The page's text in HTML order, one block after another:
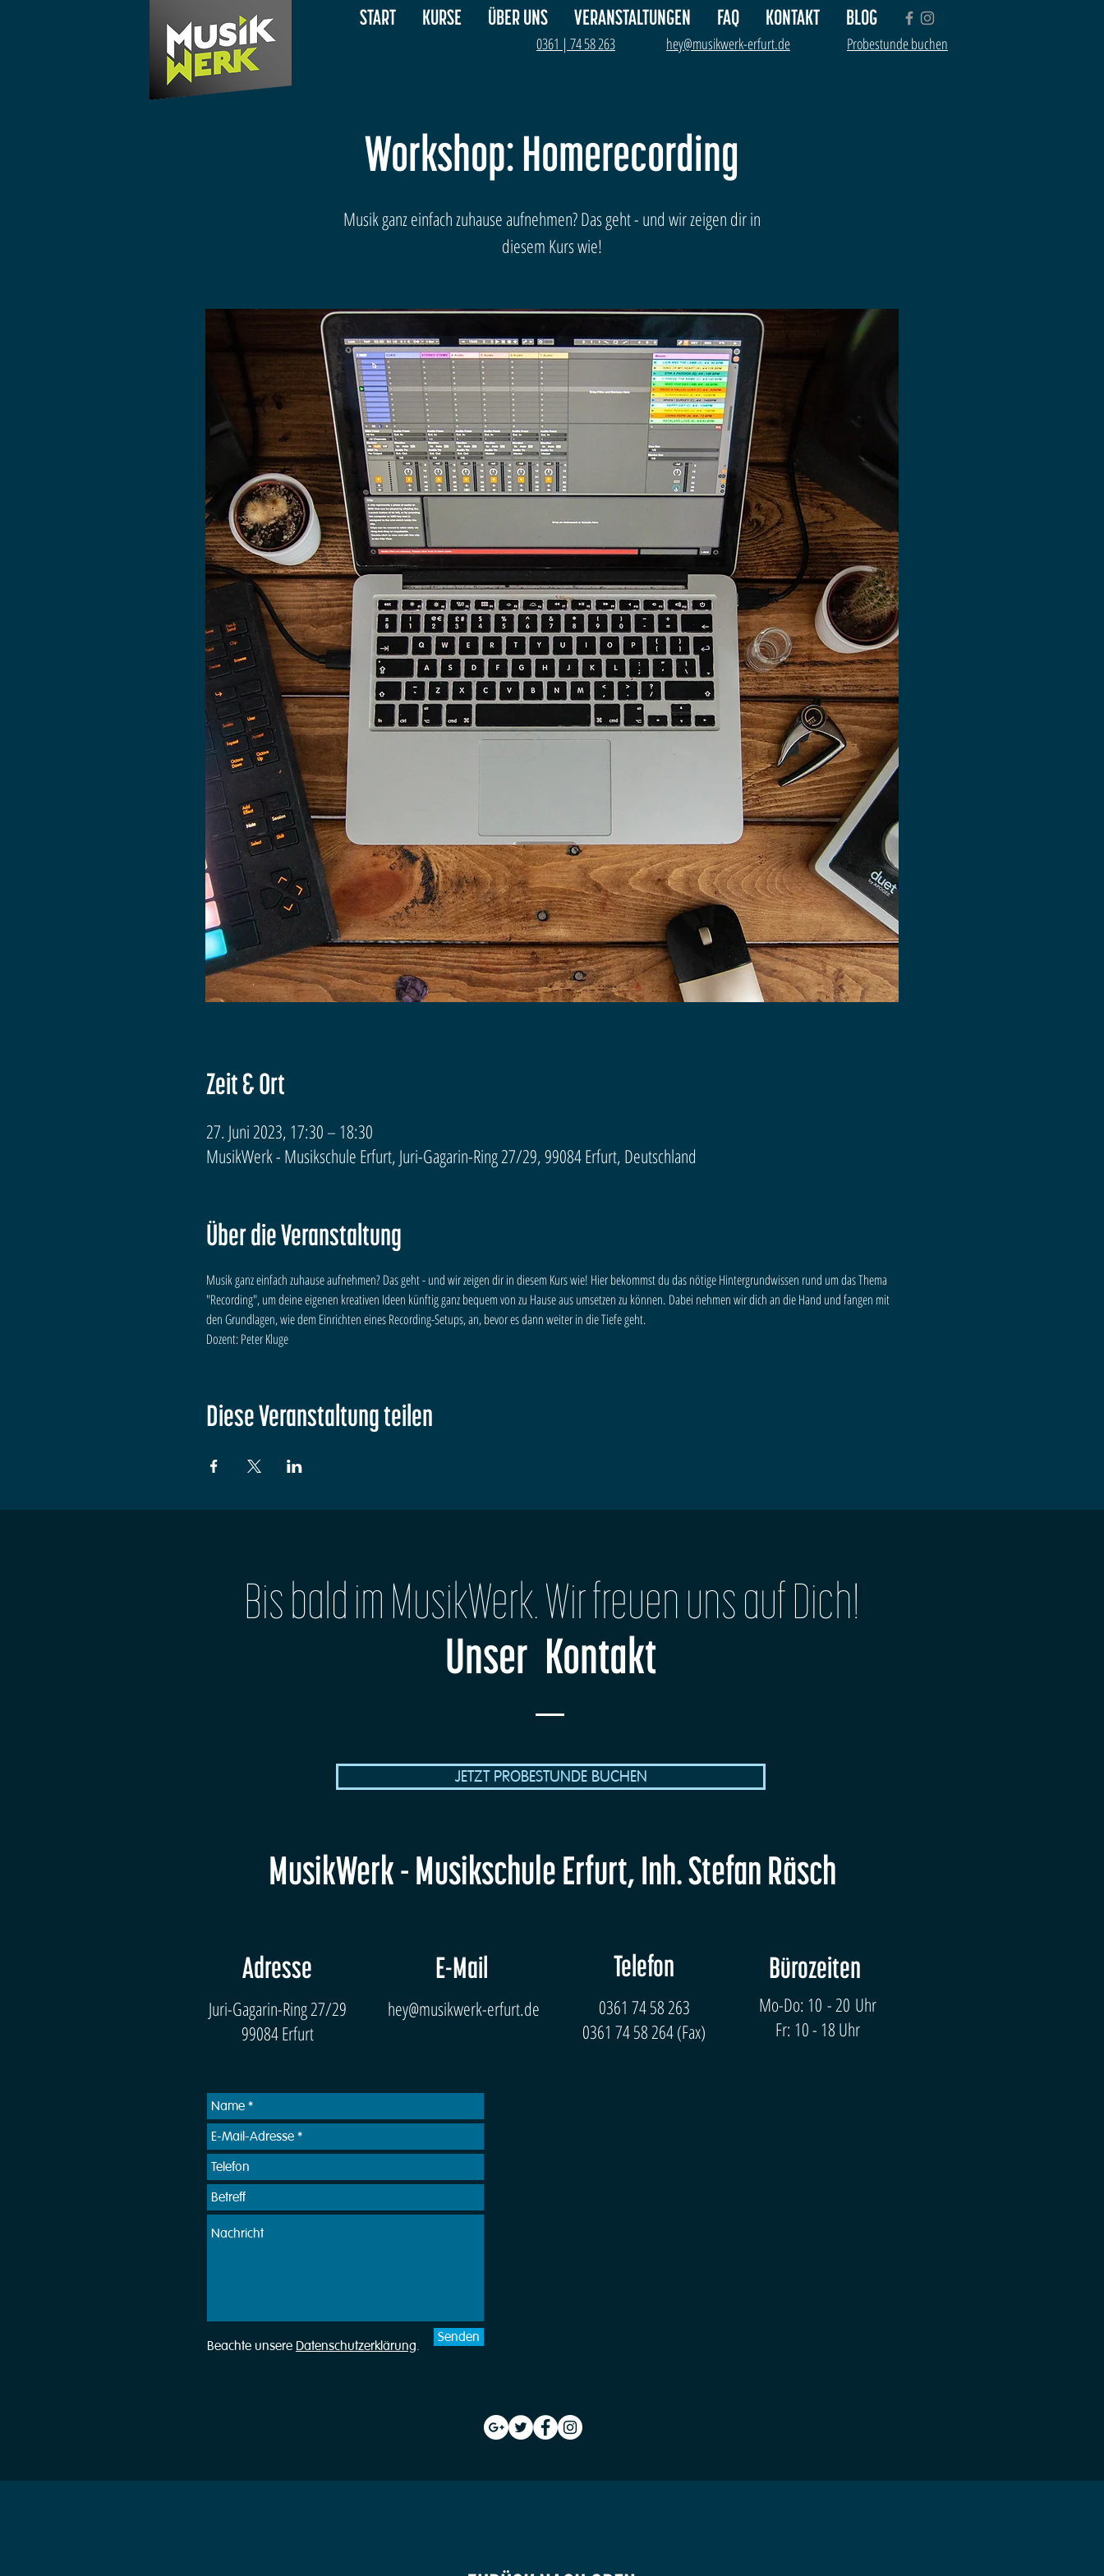
START KURSE ÜBER UNS VERANSTALTUNGEN FAQ KONTAKT BLOG
0361 | 74 58 263 hey@musikwerk-erfurt.de Probestunde buchen
Workshop: Homerecording
Musik ganz einfach zuhause aufnehmen? Das geht - und wir zeigen dir in
diesem Kurs wie!
Zeit & Ort
27. Juni 2023, 17:30 – 18:30
MusikWerk - Musikschule Erfurt, Juri-Gagarin-Ring 27/29, 99084 Erfurt, Deutschland
Über die Veranstaltung
Musik ganz einfach zuhause aufnehmen? Das geht - und wir zeigen dir in diesem Kurs wie! Hier bekommst du das nötige Hintergrundwissen rund um das Thema
"Recording", um deine eigenen kreativen Ideen künftig ganz bequem von zu Hause aus umsetzen zu können. Dabei nehmen wir dich an die Hand und fangen mit
den Grundlagen, wie dem Einrichten eines Recording-Setups, an, bevor es dann weiter in die Tiefe geht.
Dozent: Peter Kluge
Diese Veranstaltung teilen
Bis bald im MusikWerk. Wir freuen uns auf Dich!
Unser Kontakt
JETZT PROBESTUNDE BUCHEN
MusikWerk - Musikschule Erfurt, Inh. Stefan Räsch
Adresse
Juri-Gagarin-Ring 27/29
99084 Erfurt
E-Mail
hey@musikwerk-erfurt.de
Telefon
0361 74 58 263
0361 74 58 264 (Fax)
Bürozeiten
Mo-Do: 10 - 20 Uhr
Fr: 10 - 18 Uhr
Beachte unsere Datenschutzerklärung.
Senden